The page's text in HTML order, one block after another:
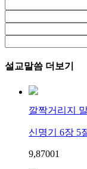
설교말씀 더보기
깔짝거리지
신명기 6장 5
9,87001